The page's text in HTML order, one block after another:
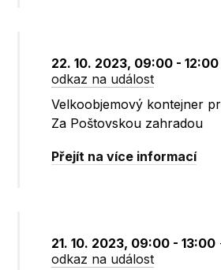
22. 10. 2023, 09:00 - 12:00
odkaz na událost
Velkoobjemový kontejner
Za Poštovskou zahradou
Přejít na více informací
21. 10. 2023, 09:00 - 13:00
odkaz na událost